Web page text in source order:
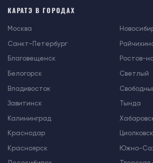
КАРАТЭ В ГОРОДАХ
Москва
Санкт-Петербург
Благовещенск
Белогорск
Владивосток
Завитинск
Калининград
Краснодар
Красноярск
Ростов-
Светлый
Тында
Южно-